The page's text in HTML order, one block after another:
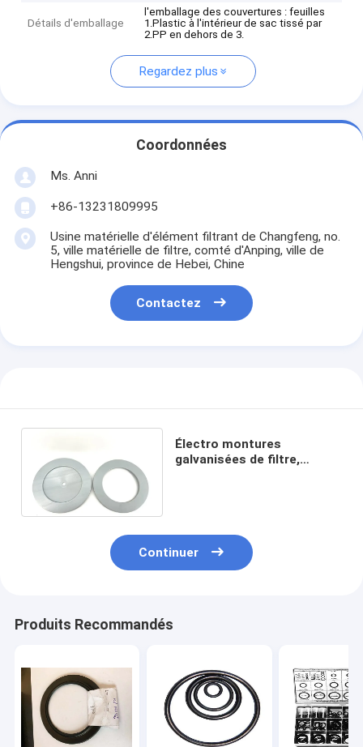
Détails d'emballage
l'emballage des couvertures : feuilles
1.Plastic à l'intérieur de sac tissé par
2.PP en dehors de 3.
Regardez plus
Coordonnées
Ms. Anni
+86-13231809995
Usine matérielle d'élément filtrant de Changfeng, no.
5, ville matérielle de filtre, comté d'Anping, ville de
Hengshui, province de Hebei, Chine
Contactez
Électro montures
galvanisées de filtre,
Continuer
Produits Recommandés